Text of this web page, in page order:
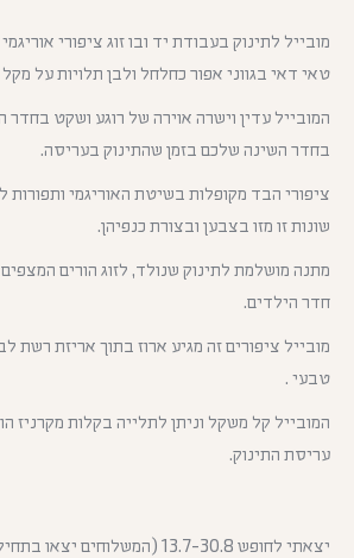
מובייל לתינוק בעבודת יד ובו זוג ציפורי
טאי דאי בגווני אפור כחלחל ולבן תלויות על
המובייל עדין וישרה אוירה של רוגע ושקט בחדר
בחדר השינה שלכם בזמן שהתינוק בעריסה.
ציפורי הבד מקופלות בשיטת האוריגמי ותפורות
שונות זו מזו בצבען ובצורת כנפיהן.
מתנה מושלמת לתינוק שנולד, לזוג הורים
חדר הילדים.
מובייל ציפורים זה מגיע ארוז בתוך אריזת רשת
טבעי .
המובייל קל משקל וניתן לתלייה בקלות מקרניז
עריסת התינוק.
יצאתי לחופש 13.7-30.8